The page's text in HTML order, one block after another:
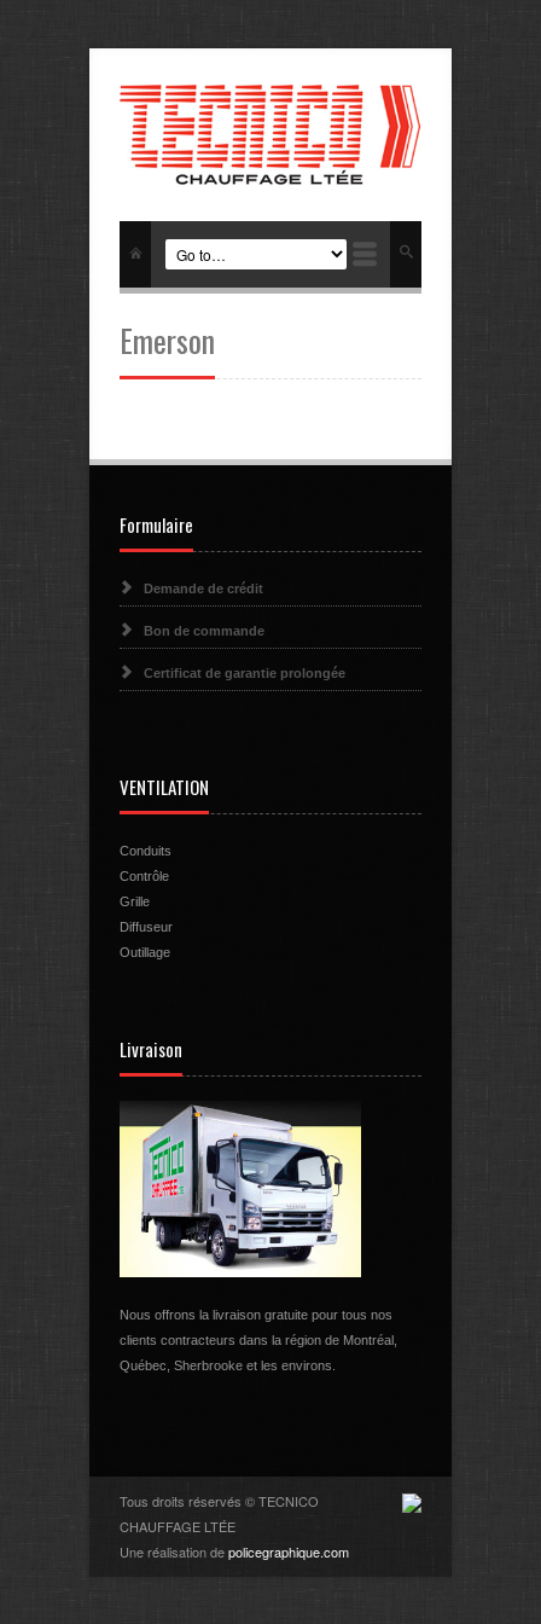
Emerson
Formulaire
Demande de crédit
Bon de commande
Certificat de garantie prolongée
VENTILATION
Conduits
Contrôle
Grille
Diffuseur
Outillage
Livraison
Nous offrons la livraison gratuite pour tous nos
clients contracteurs dans la région de Montréal,
Québec, Sherbrooke et les environs.
Tous droits réservés © TECNICO
CHAUFFAGE LTÉE
Une réalisation depolicegraphique.com